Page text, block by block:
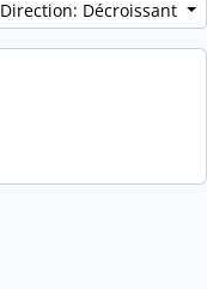
Direction: Décroissant